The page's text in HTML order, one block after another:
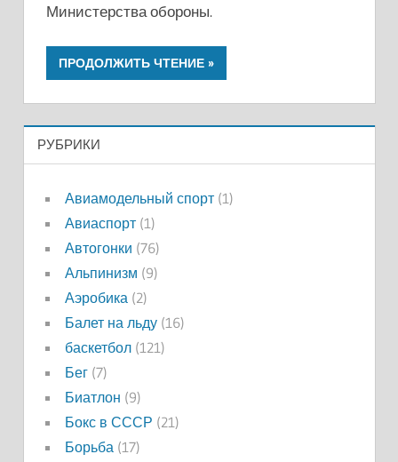
Министерства обороны.
ПРОДОЛЖИТЬ ЧТЕНИЕ
РУБРИКИ
Авиамодельный спорт(1)
Авиаспорт(1)
Автогонки (76)
Альпинизм (9)
Аэробика(2)
Балет на льду(16)
баскетбол(121)
Бег(7)
Биатлон (9)
Бокс в СССР (21)
Борьба(17)